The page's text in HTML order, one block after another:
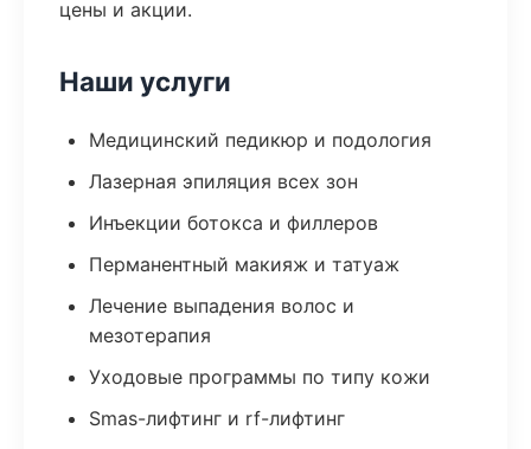
цены и акции.
Наши услуги
Медицинский педикюр и подология
Лазерная эпиляция всех зон
Инъекции ботокса и филлеров
Перманентный макияж и татуаж
Лечение выпадения волос и
мезотерапия
Уходовые программы по типу кожи
Smas-лифтинг и rf-лифтинг